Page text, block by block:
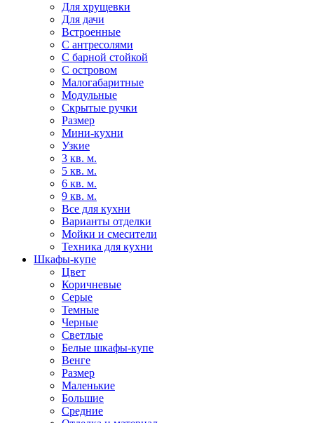
Для хрущевки
Для дачи
Встроенные
С антресолями
С барной стойкой
С островом
Малогабаритные
Модульные
Скрытые ручки
Размер
Мини-кухни
Узкие
3 кв. м.
5 кв. м.
6 кв. м.
9 кв. м.
Все для кухни
Варианты отделки
Мойки и смесители
Техника для кухни
Шкафы-купе
Цвет
Коричневые
Серые
Темные
Черные
Светлые
Белые шкафы-купе
Венге
Размер
Маленькие
Большие
Средние